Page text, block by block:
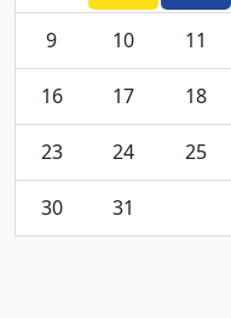
9 10 11
16 17 18
23 24 25
30 31